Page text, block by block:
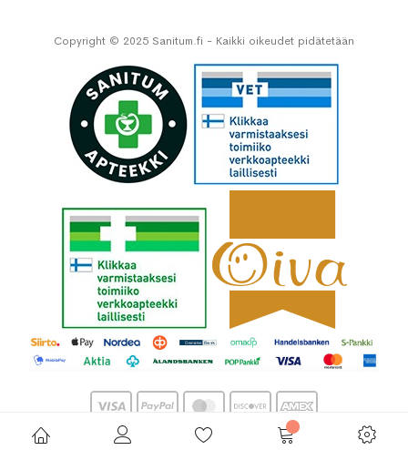
Copyright © 2025 Sanitum.fi - Kaikki oikeudet pidätetään